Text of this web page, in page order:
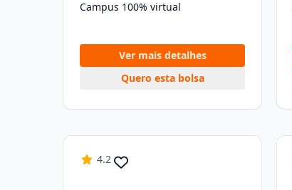
Campus 100% virtual
Ver mais detalhes
Quero esta bolsa
4.2